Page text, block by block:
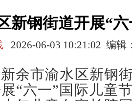
新钢街道开展“
2026-06-03 10:21:02 编辑
市渝水区新钢街
“六一”国际儿童